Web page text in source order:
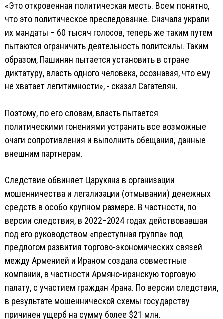
«Это откровенная политическая месть. Всем понятно,
что это политическое преследование. Сначала украли
их мандаты – 60 тысяч голосов, теперь же таким путем
пытаются ограничить деятельность политсилы. Таким
образом, Пашинян пытается установить в стране
диктатуру, власть одного человека, осознавая, что ему
не хватает легитимности», - сказал Сагателян.
Поэтому, по его словам, власть пытается
политическими гонениями устранить все возможные
очаги сопротивления и выполнить обещания, данные
внешним партнерам.
Следствие обвиняет Царукяна в организации
мошенничества и легализации (отмывании) денежных
средств в особо крупном размере. В частности, по
версии следствия, в 2022–2024 годах действовавшая
под его руководством «преступная группа» под
предлогом развития торгово-экономических связей
между Арменией и Ираном создала совместные
компании, в частности Армяно-иранскую торговую
палату, с участием граждан Ирана. По версии следствия,
в результате мошеннической схемы государству
причинен ущерб на сумму более $21 млн.